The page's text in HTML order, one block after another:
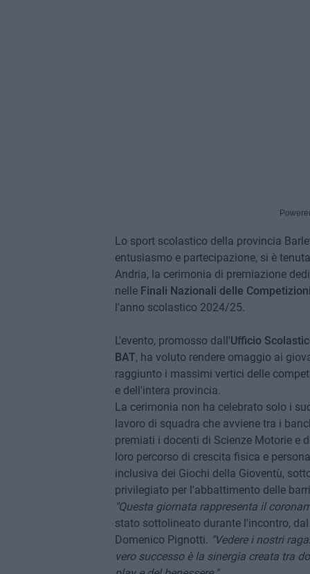
Lo sport scolastico della provincia
entusiasmo e partecipazione, si è
Andria, la cerimonia di premiazione
nelle Finali Nazionali delle
l'anno scolastico 2024/25.
L'evento, promosso dall'Ufficio
BAT, ha voluto rendere omaggio ai
raggiunto i massimi vertici delle
e dell'intera provincia.
La cerimonia non ha celebrato solo i
lavoro di squadra che avviene tra i
premiati i docenti di Scienze Motorie e
loro percorso di crescita fisica e
inclusiva dei Giochi della Gioventù,
privilegiato per l'abbattimento delle
"Questa giornata rappresenta il
stato sottolineato durante l'incontro,
Domenico Pignotti. "Vedere i nostri
vero successo è la sinergia creata tra